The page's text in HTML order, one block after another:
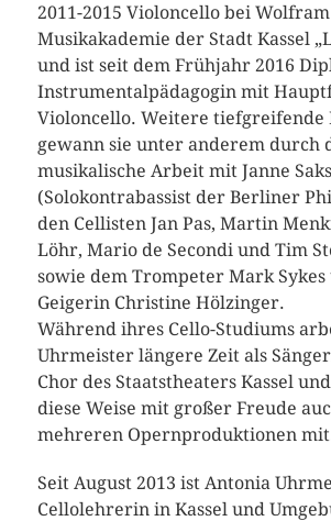
2011-2015 Violoncello bei
Musikakademie der Stadt Kassel
und ist seit dem Frühjahr 2016
Instrumentalpädagogin mit
Violoncello. Weitere tiefgreifende
gewann sie unter anderem durch
musikalische Arbeit mit Janne
(Solokontrabassist der Berliner
den Cellisten Jan Pas, Martin
Löhr, Mario de Secondi und Tim
sowie dem Trompeter Mark
Geigerin Christine Hölzinger.
Während ihres Cello-Studiums
Uhrmeister längere Zeit als
Chor des Staatstheaters Kassel
diese Weise mit großer Freude
mehreren Opernproduktionen
Seit August 2013 ist Antonia
Cellolehrerin in Kassel und